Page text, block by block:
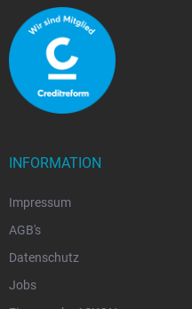
INFORMATION
Impressum
AGB's
Datenschutz
Jobs